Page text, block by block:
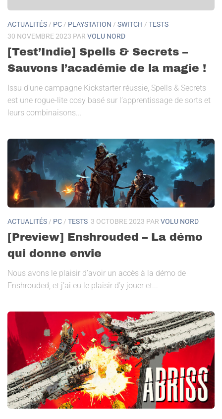
ACTUALITÉS / PC / PLAYSTATION / SWITCH / TESTS
30 NOVEMBRE 2023 PAR VOLU NORD
[Test’Indie] Spells & Secrets –
Sauvons l’académie de la magie !
Issu d’une campagne Kickstarter réussie, Spells & Secrets
est une rogue-lite cosy basé sur l’apprentissage de sorts et
leurs combinaisons...
ACTUALITÉS / PC / TESTS 3 OCTOBRE 2023 PAR VOLU NORD
[Preview] Enshrouded – La démo
qui donne envie
Nous avons le plaisir d’avoir un accès à la démo de
Enshrouded, et j’ai eu le plaisir d’y jouer et...